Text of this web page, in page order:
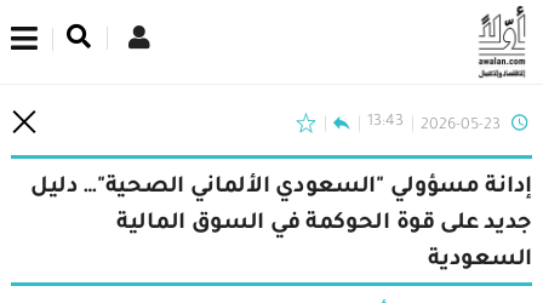
2026-05-23
13:43
إدانة مسؤولي "السعودي الألماني الصحية"… دليل
جديد على قوة الحوكمة في السوق المالية
السعودية
اشترك في نشرتنا الإخبارية